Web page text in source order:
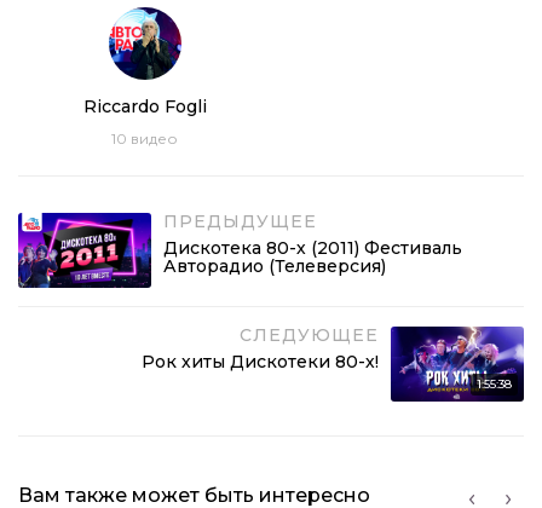
Riсcardo Fogli
10 видео
ПРЕДЫДУЩЕЕ
Дискотека 80-х (2011) Фестиваль
Авторадио (Телеверсия)
СЛЕДУЮЩЕЕ
Рок хиты Дискотеки 80-х!
1:55:38
Вам также может быть интересно